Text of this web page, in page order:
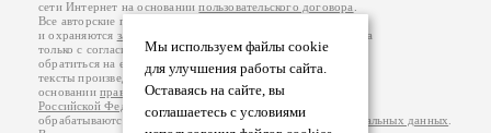
Мы используем файлы cookie
для улучшения работы сайта.
Оставаясь на сайте, вы
соглашаетесь с условиями
сети Интернет на основаниипользовательского договора
Все авторские права на произведения принадлежат авторам
и охраняются законом
. Перепечатка произведений возможна
только с согласия его автора, к которому вы можете
обратиться на его авторской странице. Ответственность за
тексты произведений авторы несут самостоятельно на
основанииправил публикацииизаконодательства
Российской Федерации
обрабатываются на основанииПолитики обработки персональных данных